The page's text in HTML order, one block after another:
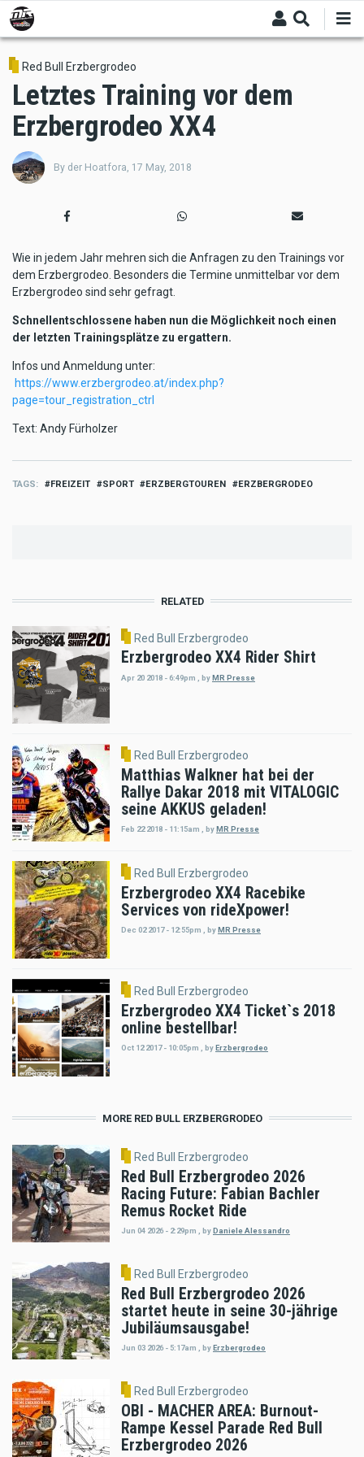
Skip
to
main
content
Red Bull Erzbergrodeo
Letztes Training vor dem
Erzbergrodeo XX4
By der Hoatfora 17 May, 2018
Wie in jedem Jahr mehren sich die Anfragen zu den Trainings vor
dem Erzbergrodeo. Besonders die Termine unmittelbar vor dem
Erzbergrodeo sind sehr gefragt.
Schnellentschlossene haben nun die Möglichkeit noch einen
der letzten Trainingsplätze zu ergattern.
Infos und Anmeldung unter:
https://www.erzbergrodeo.at/index.php?
page=tour_registration_ctrl
Text: Andy Fürholzer
TAGS FREIZEIT SPORT ERZBERGTOUREN ERZBERGRODEO
RELATED
Red Bull Erzbergrodeo
Erzbergrodeo XX4 Rider Shirt
Apr 20 2018 - 6:49pm byMR Presse
Red Bull Erzbergrodeo
Matthias Walkner hat bei der
Rallye Dakar 2018 mit VITALOGIC
seine AKKUS geladen!
Feb 22 2018 - 11:15am , by MR Presse
Red Bull Erzbergrodeo
Erzbergrodeo XX4 Racebike
Services von rideXpower!
Dec 02 2017 - 12:55pm byMR Presse
Red Bull Erzbergrodeo
Erzbergrodeo XX4 Ticket`s 2018
online bestellbar!
Oct 12 2017 - 10:05pm byErzbergrodeo
MORE RED BULL ERZBERGRODEO
Red Bull Erzbergrodeo
Red Bull Erzbergrodeo 2026
Racing Future: Fabian Bachler
Remus Rocket Ride
Jun 04 2026 - 2:29pm , byDaniele Alessandro
Red Bull Erzbergrodeo
Red Bull Erzbergrodeo 2026
startet heute in seine 30-jährige
Jubiläumsausgabe!
Jun 03 2026 - 5:17am byErzbergrodeo
Red Bull Erzbergrodeo
OBI - MACHER AREA: Burnout-
Rampe Kessel Parade Red Bull
Erzbergrodeo 2026